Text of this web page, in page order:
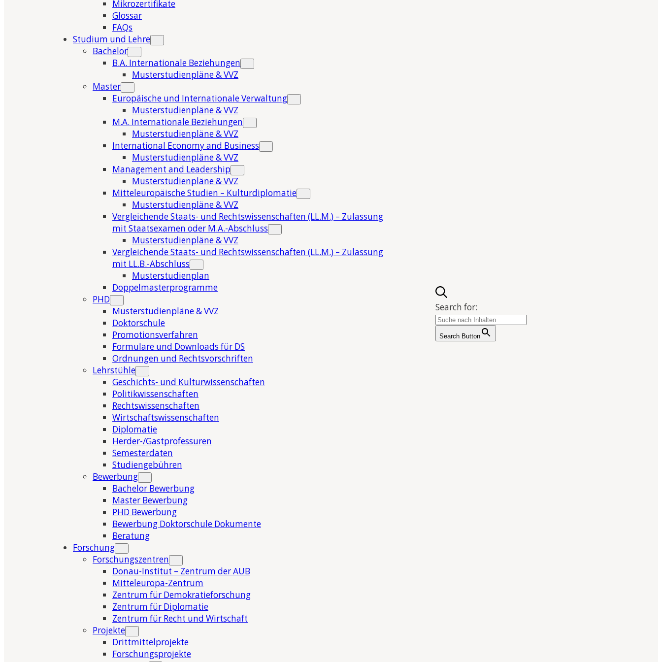
Mikrozertifikate
Glossar
FAQs
Studium und Lehre
Bachelor
B.A. Internationale Beziehungen
Musterstudienpläne & VVZ
Master
Europäische und Internationale Verwaltung
Musterstudienpläne & VVZ
M.A. Internationale Beziehungen
Musterstudienpläne & VVZ
International Economy and Business
Musterstudienpläne & VVZ
Management and Leadership
Musterstudienpläne & VVZ
Mitteleuropäische Studien – Kulturdiplomatie
Musterstudienpläne & VVZ
Vergleichende Staats- und Rechtswissenschaften (LL.M.) – Zulassung
mit Staatsexamen oder M.A.-Abschluss
Musterstudienpläne & VVZ
Vergleichende Staats- und Rechtswissenschaften (LL.M.) – Zulassung
mit LL.B.-Abschluss
Musterstudienplan
Doppelmasterprogramme
PHD
Musterstudienpläne & VVZ
Doktorschule
Promotionsverfahren
Formulare und Downloads für DS
Ordnungen und Rechtsvorschriften
Lehrstühle
Geschichts- und Kulturwissenschaften
Politikwissenschaften
Rechtswissenschaften
Wirtschaftswissenschaften
Diplomatie
Herder-/Gastprofessuren
Semesterdaten
Studiengebühren
Bewerbung
Bachelor Bewerbung
Master Bewerbung
PHD Bewerbung
Bewerbung Doktorschule Dokumente
Beratung
Forschung
Forschungszentren
Donau-Institut – Zentrum der AUB
Mitteleuropa-Zentrum
Zentrum für Demokratieforschung
Zentrum für Diplomatie
Zentrum für Recht und Wirtschaft
Projekte
Drittmittelprojekte
Forschungsprojekte
Search for:
Search Button